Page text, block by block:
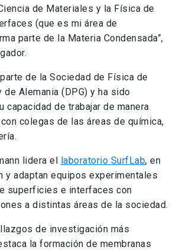
de Materiales y la Física de
(que es mi área de
parte de la Materia Condensada”,
de la Sociedad de Física de
de Alemania (DPG) y ha sido
capacidad de trabajar de manera
colegas de las áreas de química,
lidera el laboratorio SurfLab, en
y adaptan equipos experimentales
superficies e interfaces con
a distintas áreas de la sociedad.
de investigación más
la formación de membranas